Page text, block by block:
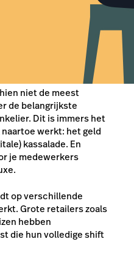
niet de meest
de belangrijkste
Dit is immers het
werkt: het geld
kassalade. En
je medewerkers
op verschillende
Grote retailers zoals
hebben
die hun volledige shift